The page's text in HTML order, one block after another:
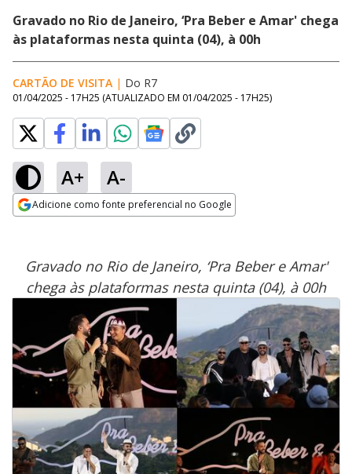
Gravado no Rio de Janeiro, ‘Pra Beber e Amar' chega
às plataformas nesta quinta (04), à 00h
CARTÃO DE VISITA | Do R7
01/04/2025 - 17H25 (ATUALIZADO EM 01/04/2025 - 17H25)
A+ A-
Adicione como fonte preferencial no Google
Gravado no Rio de Janeiro, ‘Pra Beber e Amar'
chega às plataformas nesta quinta (04), à 00h